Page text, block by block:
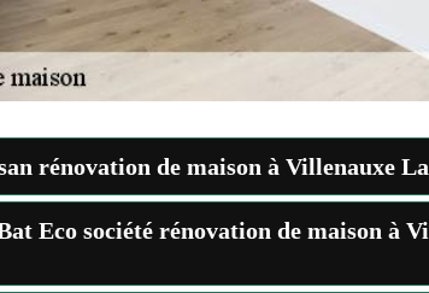
rénovation de maison à Villenauxe
Eco société rénovation de maison à